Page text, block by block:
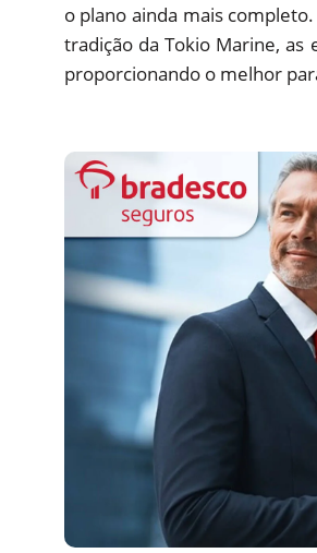
o plano ainda mais
tradição da Tokio Marine,
proporcionando o melhor